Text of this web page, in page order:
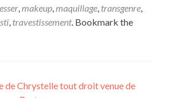
makeup maquillage transgenre
travestissement. Bookmark the
de Chrystelle tout droit venue de